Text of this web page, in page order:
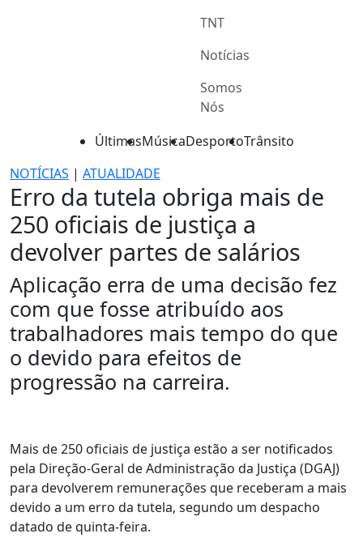
TNT
Notícias
Somos
Nós
ÚltimasMúsicaDesportoTrânsito
NOTÍCIAS | ATUALIDADE
Erro da tutela obriga mais de
250 oficiais de justiça a
devolver partes de salários
Aplicação erra de uma decisão fez
com que fosse atribuído aos
trabalhadores mais tempo do que
o devido para efeitos de
progressão na carreira.
Mais de 250 oficiais de justiça estão a ser notificados
pela Direção-Geral de Administração da Justiça (DGAJ)
para devolverem remunerações que receberam a mais
devido a um erro da tutela, segundo um despacho
datado de quinta-feira.